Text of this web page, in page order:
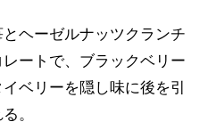
とヘーゼルナッツクランチ
ートで、ブラックベリー
ベリーを隠し味に後を引
。